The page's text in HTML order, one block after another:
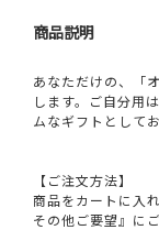
商品説明
あなただけの、「
します。ご自分用
ムなギフトとして
【ご注文方法】
商品をカートに入
その他ご要望』に